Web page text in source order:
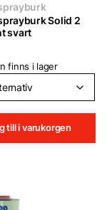
Solid 2
svart
finns i lager
till i varukorgen